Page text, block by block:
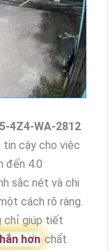
4Z4-WA-2812
tin cậy cho việc
đến 4.0
sắc nét và chi
cách rõ ràng.
chỉ giúp tiết
hơn chất